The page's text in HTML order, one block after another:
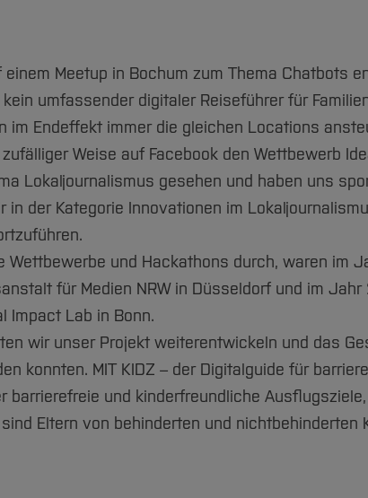
Meetup in Bochum zum Thema Chatbots
umfassender digitaler Reiseführer für
im Endeffekt immer die gleichen Locations
Weise auf Facebook den Wettbewerb
Lokaljournalismus gesehen und haben uns
in der Kategorie Innovationen im
Wettbewerbe und Hackathons durch, waren im
für Medien NRW in Düsseldorf und im
Impact Lab in Bonn.
wir unser Projekt weiterentwickeln und das
konnten. MIT KIDZ – der Digitalguide für
barrierefreie und kinderfreundliche
Eltern von behinderten und nichtbehinderten